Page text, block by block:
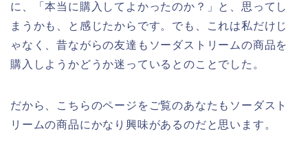
に、「本当に購入してよかったのか？」と、思ってし
まうかも、と感じたからです。でも、これは私だけじ
ゃなく、昔ながらの友達もソーダストリームの商品を
購入しようかどうか迷っているとのことでした。
だから、こちらのページをご覧のあなたもソーダスト
リームの商品にかなり興味があるのだと思います。